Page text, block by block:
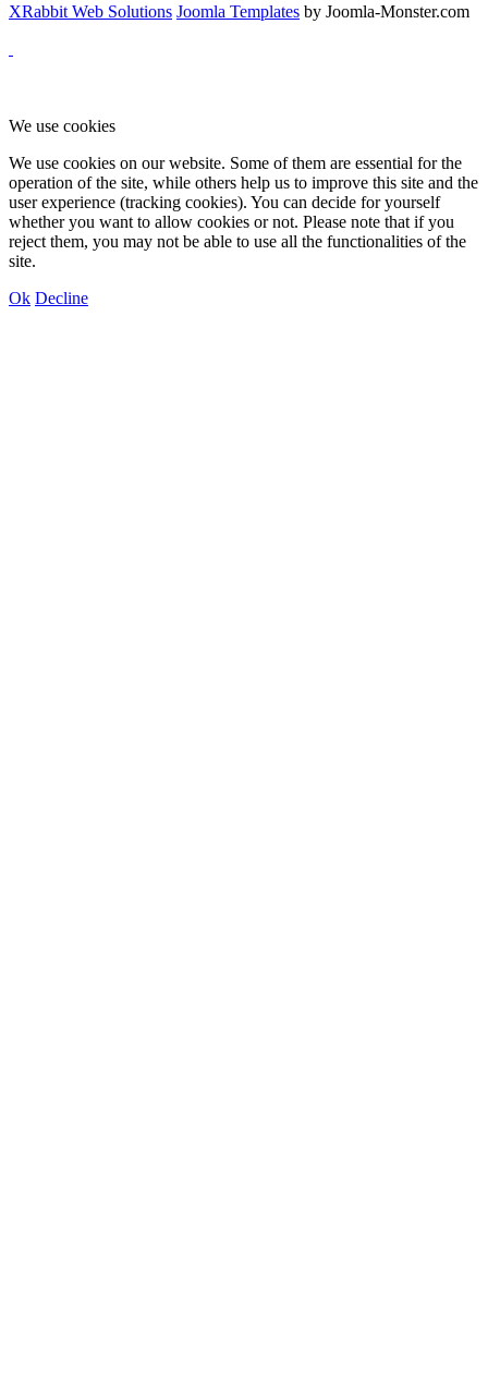
XRabbit Web Solutions Joomla Templates by Joomla-Monster.com
We use cookies
We use cookies on our website. Some of them are essential for the
operation of the site, while others help us to improve this site and the
user experience (tracking cookies). You can decide for yourself
whether you want to allow cookies or not. Please note that if you
reject them, you may not be able to use all the functionalities of the
site.
Ok Decline